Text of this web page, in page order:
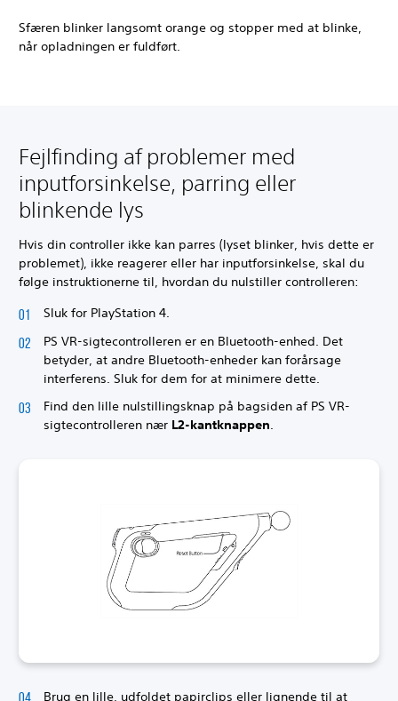
Sfæren blinker langsomt orange og stopper med at blinke,
når opladningen er fuldført.
Fejlfinding af problemer med
inputforsinkelse, parring eller
blinkende lys
Hvis din controller ikke kan parres (lyset blinker, hvis dette er
problemet), ikke reagerer eller har inputforsinkelse, skal du
følge instruktionerne til, hvordan du nulstiller controlleren:
Sluk for PlayStation 4.
PS VR-sigtecontrolleren er en Bluetooth-enhed. Det
betyder, at andre Bluetooth-enheder kan forårsage
interferens. Sluk for dem for at minimere dette.
Find den lille nulstillingsknap på bagsiden af PS VR-
sigtecontrolleren nær L2-kantknappen.
Brug en lille, udfoldet papirclips eller lignende til at